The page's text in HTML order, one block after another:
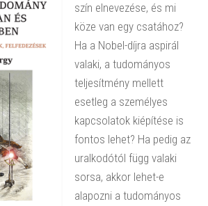
szín elnevezése, és mi
köze van egy csatához?
Ha a Nobel-díjra aspirál
valaki, a tudományos
teljesítmény mellett
esetleg a személyes
kapcsolatok kiépítése is
fontos lehet? Ha pedig az
uralkodótól függ valaki
sorsa, akkor lehet-e
alapozni a tudományos